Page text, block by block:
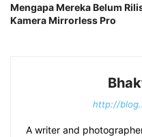
Mengapa Mereka Belum
Kamera Mirrorless Pro
http://
A writer and